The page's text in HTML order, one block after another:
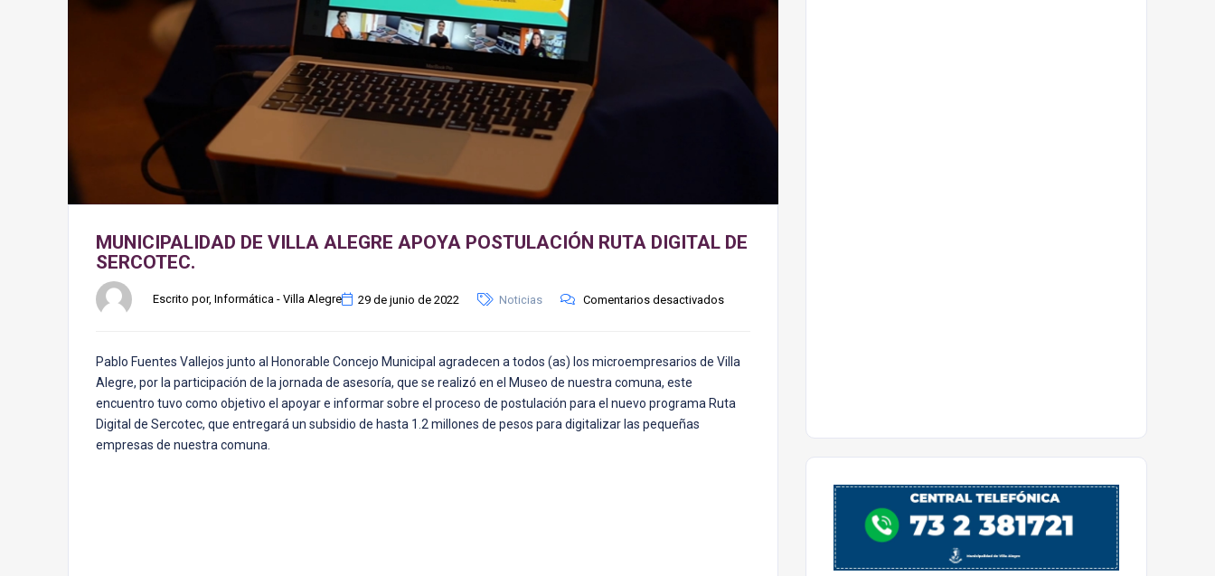
MUNICIPALIDAD DE VILLA ALEGRE APOYA POSTULACIÓN RUTA DIGITAL DE
SERCOTEC.
Escrito por, Informática - Villa Alegre 29 de junio de 2022 Noticias Comentarios desactivados
Pablo Fuentes Vallejos junto al Honorable Concejo Municipal agradecen a todos (as) los microempresarios de Villa
Alegre, por la participación de la jornada de asesoría, que se realizó en el Museo de nuestra comuna, este
encuentro tuvo como objetivo el apoyar e informar sobre el proceso de postulación para el nuevo programa Ruta
Digital de Sercotec, que entregará un subsidio de hasta 1.2 millones de pesos para digitalizar las pequeñas
empresas de nuestra comuna.